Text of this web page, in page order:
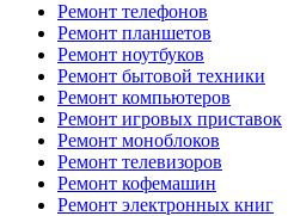
Ремонт телефонов
Ремонт планшетов
Ремонт ноутбуков
Ремонт бытовой техники
Ремонт компьютеров
Ремонт игровых приставок
Ремонт моноблоков
Ремонт телевизоров
Ремонт кофемашин
Ремонт электронных книг